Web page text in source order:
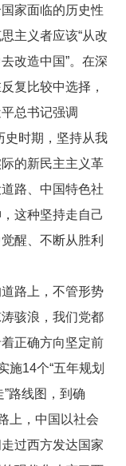
家面临的历史性
主义者应该“从改
改造中国”。在深
复比较中选择，
总书记强调
史时期，坚持从我
的新民主主义革
路、中国特色社
这种坚持走自己
醒、不断从胜利
路上，不管形势
骇浪，我们党都
正确方向坚定前
施14个“五年规划
”路线图，到确
上，中国以社会
过西方发达国家